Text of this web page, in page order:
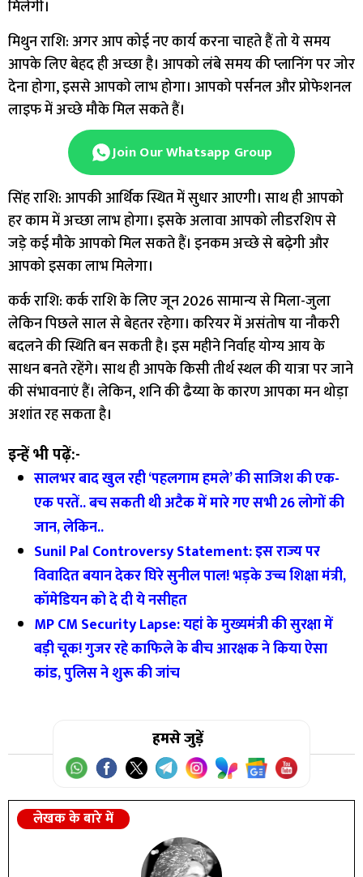
मिलेगी।
मिथुन राशि: अगर आप कोई नए कार्य करना चाहते हैं तो ये समय
आपके लिए बेहद ही अच्छा है। आपको लंबे समय की प्लानिंग पर जोर
देना होगा, इससे आपको लाभ होगा। आपको पर्सनल और प्रोफेशनल
लाइफ में अच्छे मौके मिल सकते हैं।
Join Our Whatsapp Group
सिंह राशि: आपकी आर्थिक स्थित में सुधार आएगी। सा​थ ही आपको
हर काम में अच्छा लाभ होगा। इसके अलावा आपको लीडरशिप से
जड़े कई मौके आपको मिल सकते हैं। इनकम अच्छे से बढ़ेगी और
आपको इसका लाभ मिलेगा।
कर्क राशि: कर्क राशि के लिए जून 2026 सामान्य से मिला-जुला
लेकिन पिछले साल से बेहतर रहेगा। करियर में असंतोष या नौकरी
बदलने की स्थिति बन सकती है। इस महीने निर्वाह योग्य आय के
साधन बनते रहेंगे। साथ ही आपके किसी तीर्थ स्थल की यात्रा पर जाने
की संभावनाएं हैं। लेकिन, शनि की ढैय्या के कारण आपका मन थोड़ा
अशांत रह सकता है।
इन्हें भी पढ़ें:-
सालभर बाद खुल रही ‘पहलगाम हमले’ की साजिश की एक-
एक परतें.. बच सकती थी अटैक में मारे गए सभी 26 लोगों की
जान, लेकिन..
Sunil Pal Controversy Statement: इस राज्य पर
विवादित बयान देकर घिरे सुनील पाल! भड़के उच्च शिक्षा मंत्री,
कॉमेडियन को दे दी ये नसीहत
MP CM Security Lapse: यहां के मुख्यमंत्री की सुरक्षा में
बड़ी चूक! गुजर रहे काफिले के बीच आरक्षक ने किया ऐसा
कांड, पुलिस ने शुरू की जांच
हमसे जुड़ें
लेखक के बारे में